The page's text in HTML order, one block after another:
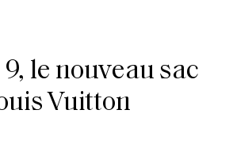
9, le nouveau sac
Vuitton